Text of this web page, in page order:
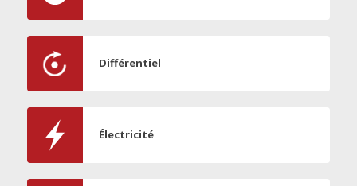
Différentiel
Électricité